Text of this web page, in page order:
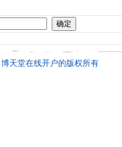
天堂在线开户的版权所有